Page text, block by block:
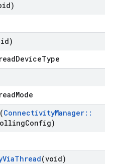
(ConnectivityManager::
Config)
ViaThread(void)